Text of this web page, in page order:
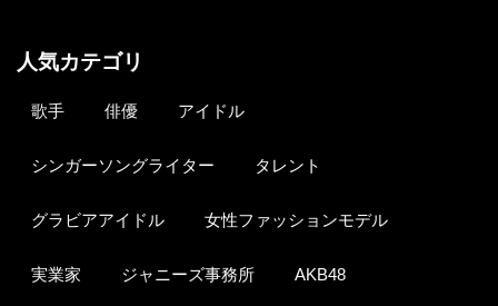
人気カテゴリ
歌手 俳優 アイドル
シンガーソングライター タレント
グラビアアイドル 女性ファッションモデル
実業家 ジャニーズ事務所 AKB48